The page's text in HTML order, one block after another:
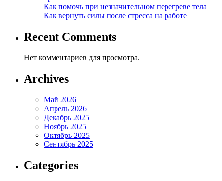
Как помочь при незначительном перегреве тела
Как вернуть силы после стресса на работе
Recent Comments
Нет комментариев для просмотра.
Archives
Май 2026
Апрель 2026
Декабрь 2025
Ноябрь 2025
Октябрь 2025
Сентябрь 2025
Categories